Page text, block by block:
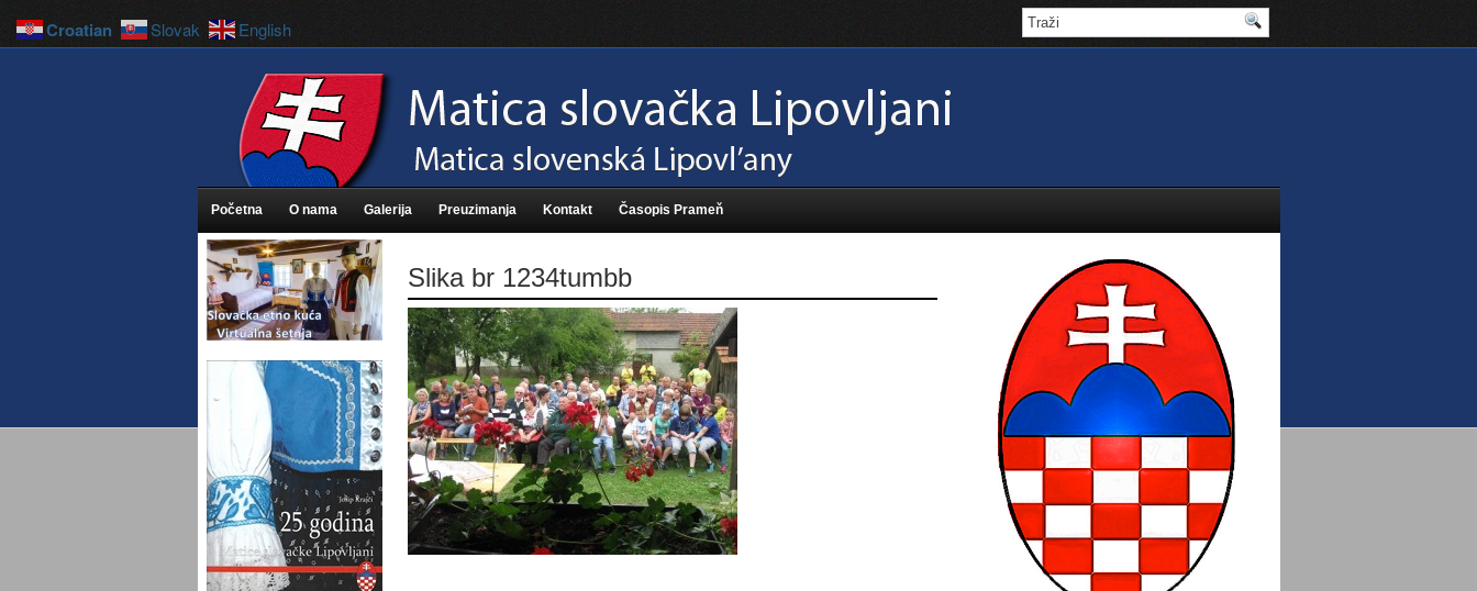
Početna O nama Galerija Preuzimanja Kontakt Časopis Prameň
Slika br 1234tumbb
Croatian Slovak English